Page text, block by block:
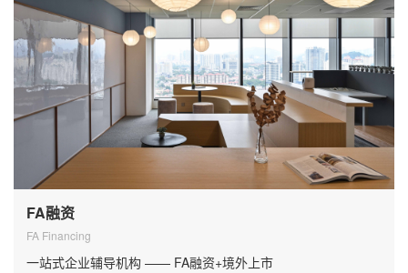
FA融资
FA Financing
一站式企业辅导机构 —— FA融资+境外上市